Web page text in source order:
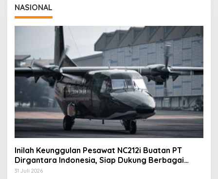
NASIONAL
Inilah Keunggulan Pesawat NC212i Buatan PT
Dirgantara Indonesia, Siap Dukung Berbagai
Operasi TNI
31 Juli 2026